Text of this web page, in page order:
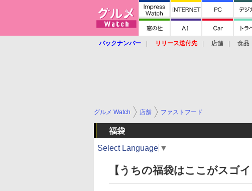
バックナンバー リリース送付先 店舗 食品
グルメ Watch 店舗 ファストフード
福袋
Select Language ▼
【うちの福袋はここがスゴ